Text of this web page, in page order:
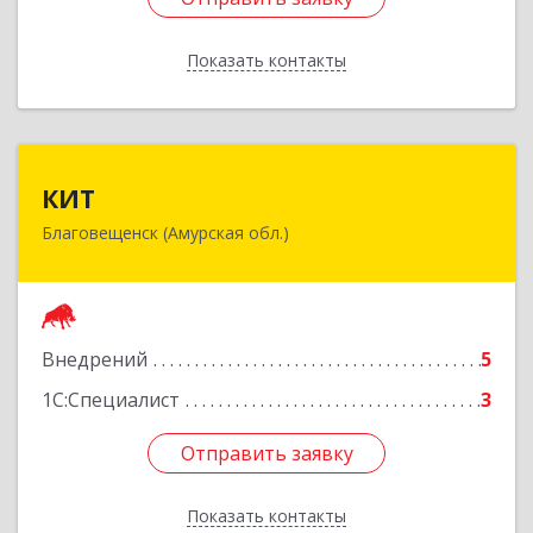
Показать контакты
Назад
КИТ
Благовещенск (Амурская обл.)
Внедрений
5
1С:Специалист
3
Отправить заявку
Показать контакты
675028, Амурская обл, Благовещенск г,
Отправить заявку
Назад